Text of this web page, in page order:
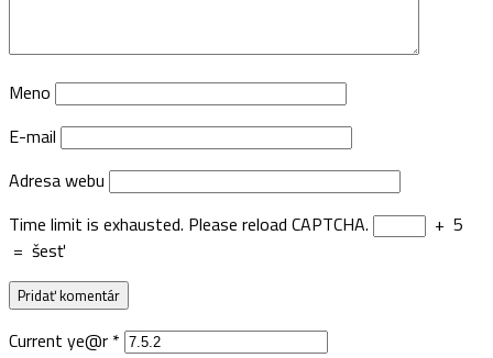
Meno
E-mail
Adresa webu
Time limit is exhausted. Please reload CAPTCHA.
+ 5
= šesť
Current ye@r *